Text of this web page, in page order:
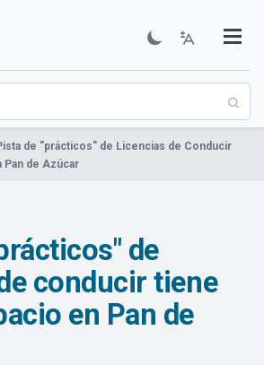
de "prácticos" de Licencias de Conducir
Pan de Azúcar
de
conducir tiene
en Pan de